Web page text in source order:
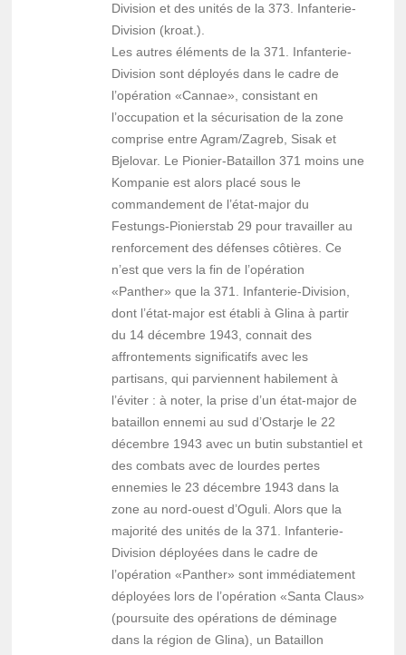
Division et des unités de la 373. Infanterie-
Division (kroat.).
Les autres éléments de la 371. Infanterie-
Division sont déployés dans le cadre de
l’opération «Cannae», consistant en
l’occupation et la sécurisation de la zone
comprise entre Agram/Zagreb, Sisak et
Bjelovar. Le Pionier-Bataillon 371 moins une
Kompanie est alors placé sous le
commandement de l’état-major du
Festungs-Pionierstab 29 pour travailler au
renforcement des défenses côtières. Ce
n’est que vers la fin de l’opération
«Panther» que la 371. Infanterie-Division,
dont l’état-major est établi à Glina à partir
du 14 décembre 1943, connait des
affrontements significatifs avec les
partisans, qui parviennent habilement à
l’éviter : à noter, la prise d’un état-major de
bataillon ennemi au sud d’Ostarje le 22
décembre 1943 avec un butin substantiel et
des combats avec de lourdes pertes
ennemies le 23 décembre 1943 dans la
zone au nord-ouest d’Oguli. Alors que la
majorité des unités de la 371. Infanterie-
Division déployées dans le cadre de
l’opération «Panther» sont immédiatement
déployées lors de l’opération «Santa Claus»
(poursuite des opérations de déminage
dans la région de Glina), un Bataillon